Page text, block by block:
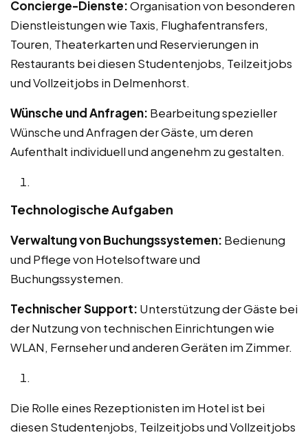
Concierge-Dienste:Organisation von besonderen
Dienstleistungen wie Taxis, Flughafentransfers,
Touren, Theaterkarten und Reservierungen in
Restaurants bei diesen Studentenjobs, Teilzeitjobs
und Vollzeitjobs in Delmenhorst.
Wünsche und Anfragen: Bearbeitung spezieller
Wünsche und Anfragen der Gäste, um deren
Aufenthalt individuell und angenehm zu gestalten.
Technologische Aufgaben
Verwaltung von Buchungssystemen: Bedienung
und Pflege von Hotelsoftware und
Buchungssystemen.
Technischer Support: Unterstützung der Gäste bei
der Nutzung von technischen Einrichtungen wie
WLAN, Fernseher und anderen Geräten im Zimmer.
Die Rolle eines Rezeptionisten im Hotel ist bei
diesen Studentenjobs, Teilzeitjobs und Vollzeitjobs